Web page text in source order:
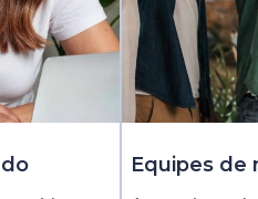
Equipes de